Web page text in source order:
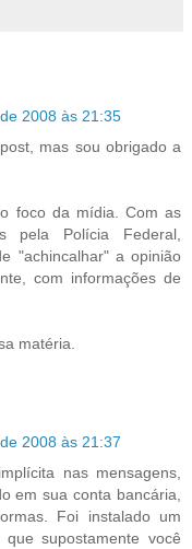
2008 às 21:35
mas sou obrigado a
foco da mídia. Com as
pela Polícia Federal,
"achincalhar" a opinião
com informações de
matéria.
2008 às 21:37
nas mensagens,
em sua conta bancária,
Foi instalado um
supostamente você